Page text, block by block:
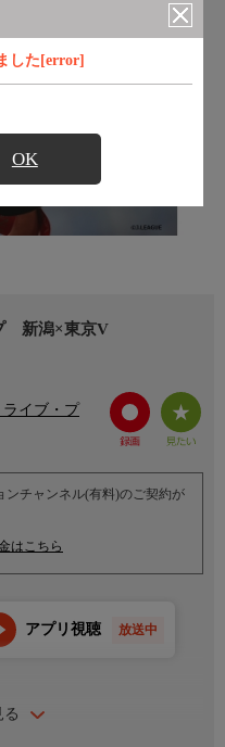
した[error]
OK
新潟×東京V
イブ・プ
ンチャンネル(有料)のご契約が
はこちら
る
アプリ視聴 放送中